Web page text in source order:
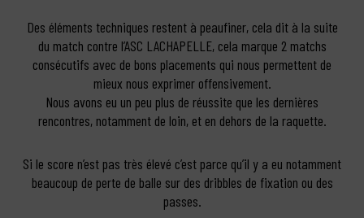
Des éléments techniques restent à peaufiner, cela dit à la suite
du match contre l’ASC LACHAPELLE, cela marque 2 matchs
consécutifs avec de bons placements qui nous permettent de
mieux nous exprimer offensivement.
Nous avons eu un peu plus de réussite que les dernières
rencontres, notamment de loin, et en dehors de la raquette.
Si le score n’est pas très élevé c’est parce qu’il y a eu notamment
beaucoup de perte de balle sur des dribbles de fixation ou des
passes.